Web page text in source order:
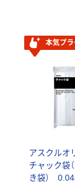
本気プラ
アスクルオ
チャック袋
き袋）